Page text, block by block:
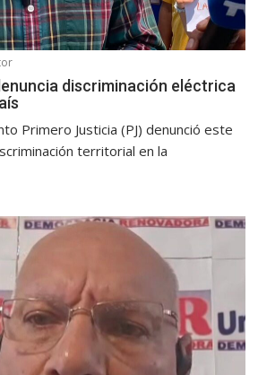
discriminación eléctrica
Primero Justicia (PJ) denunció este
territorial en la